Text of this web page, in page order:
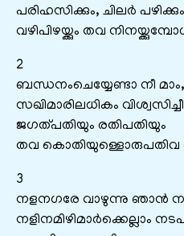
പരിഹസിക്കും, ചിലർ
വഴിപിഴയ്ക്കും തവ
2
ബന്ധനംചെയ്യേണ്ടാ നീ
സഖിമാരിലധികം
ജഗത്പതിയും രതിപതിയും
തവ കൊതിയുള്ളൊരുപതിവ
3
നളനഗരേ വാഴുന്നു ഞാൻ
നളിനമിഴിമാർക്കെല്ലാം